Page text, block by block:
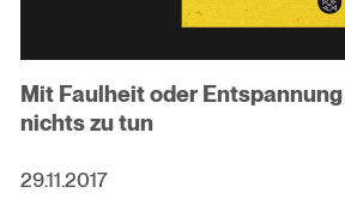
Mit Faulheit oder
nichts zu tun
29.11.2017